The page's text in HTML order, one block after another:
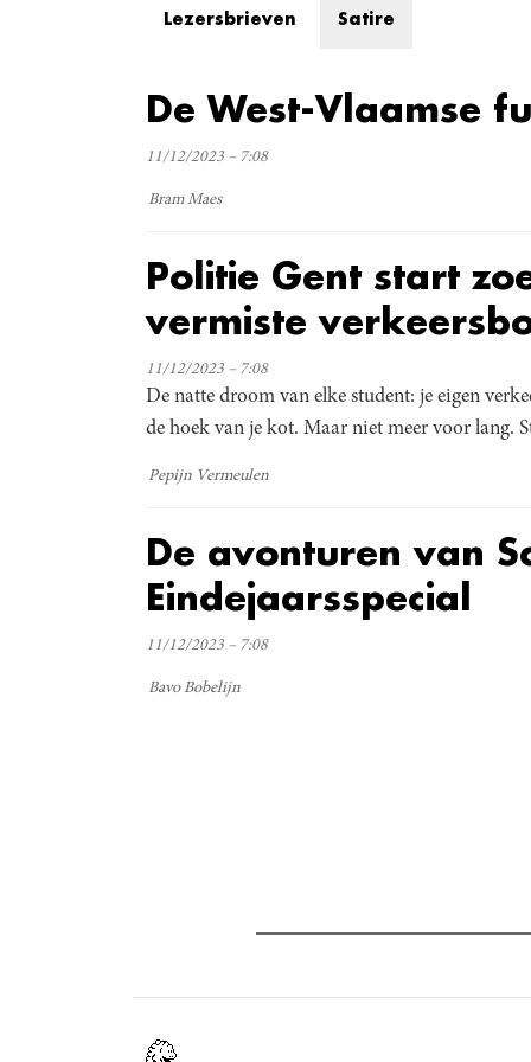
Lezersbrieven Satire
De West-Vlaamse
11/12/2023 – 7:08
Bram Maes
Politie Gent start
vermiste
11/12/2023 – 7:08
De natte droom van elke student: je eigen
de hoek van je kot. Maar niet meer voor lang.
Pepijn Vermeulen
De avonturen van
Eindejaarsspecial
11/12/2023 – 7:08
Bavo Bobelijn